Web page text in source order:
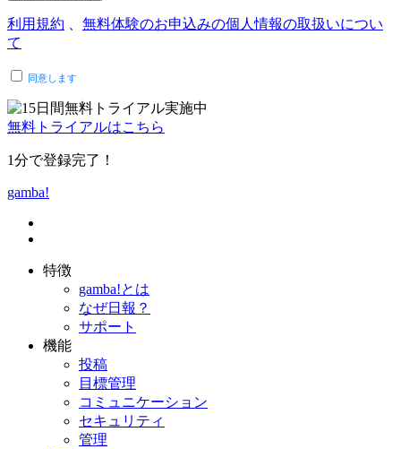
利用規約
無料体験のお申込みの個人情報の取扱いについ
て
同意します
無料トライアルはこちら
1分で登録完了！
gamba!
特徴
gamba!とは
なぜ日報？
サポート
機能
投稿
目標管理
コミュニケーション
セキュリティ
管理